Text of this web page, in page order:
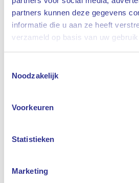
partners kunnen deze gegevens
informatie die u aan ze heeft
verzameld op basis van uw
Noodzakelijk
Voorkeuren
Statistieken
Marketing